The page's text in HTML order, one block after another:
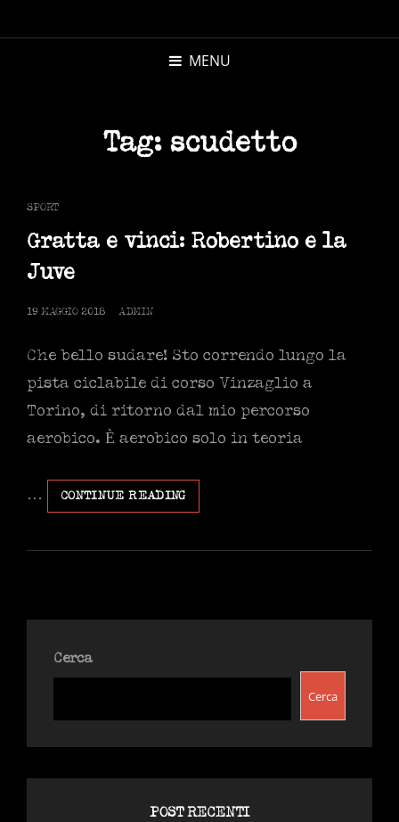
MENU
Tag: scudetto
CAT
LINKS
SPORT
Gratta e vinci: Robertino e la
Juve
POSTED
19 MAGGIO 2018 ADMIN
Che bello sudare! Sto correndo lungo la
pista ciclabile di corso Vinzaglio a
Torino, di ritorno dal mio percorso
aerobico. È aerobico solo in teoria
… CONTINUE READINGGRATTA
E
ROBERTINO
Cerca
Cerca
POST RECENTI